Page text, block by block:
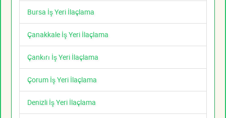
Bursa İş Yeri İlaçlama
Çanakkale İş Yeri İlaçlama
Çankırı İş Yeri İlaçlama
Çorum İş Yeri İlaçlama
Denizli İş Yeri İlaçlama